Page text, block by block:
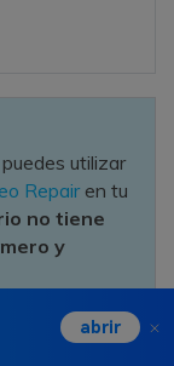
abrir
utilizar
Repairen tu
no tiene
y